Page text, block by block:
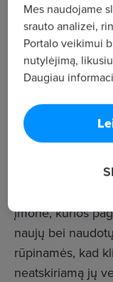
Įmonės
51
Darbuotojų
UAB (JSC)
įmonė, kurios
naujų bei
rūpinamės, kad
neatskiriamą jų
Mes naudojame
srauto analizei,
Portalo veikimui
nutylėjimą,
Daugiau